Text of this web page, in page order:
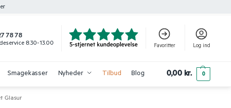
78 78
8.30-13.00 Favoritter Log ind
Smagekasser Nyheder Tilbud Blog 0,00 kr. 0
Glasur